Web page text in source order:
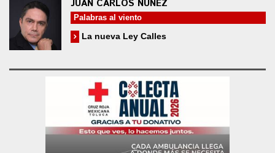
JUAN CARLOS NÚÑEZ
Palabras al viento
La nueva Ley Calles